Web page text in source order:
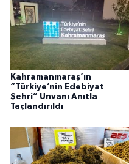
Kahramanmaraş’ın
“Türkiye’nin Edebiyat
Şehri” Unvanı Anıtla
Taçlandırıldı